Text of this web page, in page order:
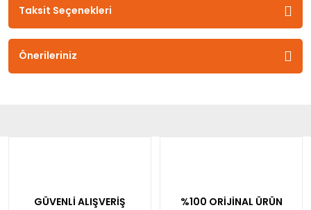
Taksit Seçenekleri
Önerileriniz
GÜVENLİ ALIŞVERİŞ %100 ORİJİNAL ÜRÜN